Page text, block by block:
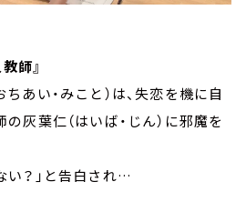
師』
あい・みこと）は、失恋を機に自
灰葉仁（はいば・じん）に邪魔を
い？」と告白され…